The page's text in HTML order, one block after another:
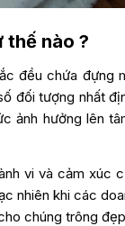
thế nào ?
đều chứa đựng
đối tượng nhất
ảnh hưởng lên
vi và cảm xúc
nhiên khi các
chúng trông